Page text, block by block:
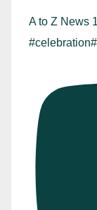
A to Z News